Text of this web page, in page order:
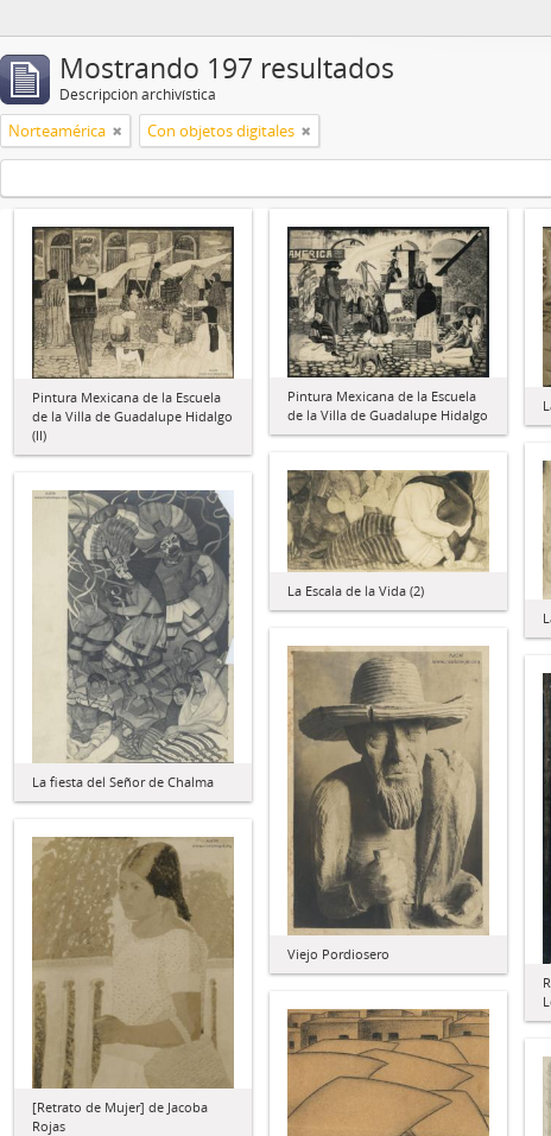
Mostrando 197 resultados
Descripción archivística
Norteamérica Con objetos digitales
Pintura Mexicana de la Escuela
de la Villa de Guadalupe Hidalgo
(II)
Pintura Mexicana de la Escuela
de la Villa de Guadalupe Hidalgo
La Escala de la Vida (2)
La fiesta del Señor de Chalma
Viejo Pordiosero
[Retrato de Mujer] de Jacoba
Rojas